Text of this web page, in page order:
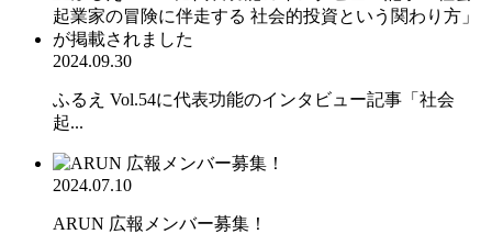
2024.09.30
ふるえ Vol.54に代表功能のインタビュー記事「社会
起...
2024.07.10
ARUN 広報メンバー募集！